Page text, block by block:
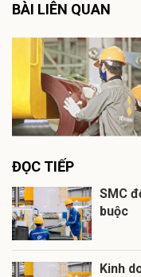
BÀI LIÊN QUAN
ĐỌC TIẾP
SMC
buộc
Kinh